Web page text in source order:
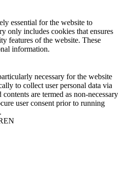
essential for the website to
only includes cookies that ensures
features of the website. These
information.
necessary for the website
to collect user personal data via
are termed as non-necessary
user consent prior to running